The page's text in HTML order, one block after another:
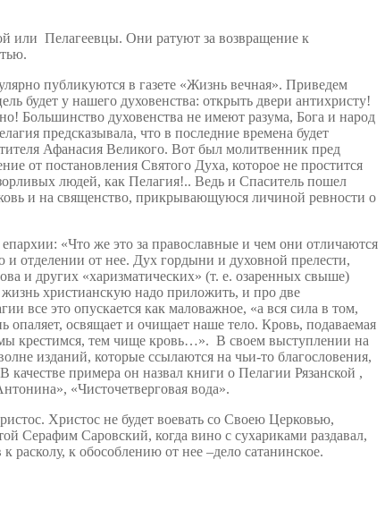
или Пелагеевцы. Они ратуют за возвращение к
публикуются в газете «Жизнь вечная». Приведем
будет у нашего духовенства: открыть двери антихристу!
Большинство духовенства не имеют разума, Бога и народ
предсказывала, что в последние времена будет
Афанасия Великого. Вот был молитвенник пред
от постановления Святого Духа, которое не простится
людей, как Пелагия!.. Ведь и Спаситель пошел
и на священство, прикрывающуюся личиной ревности о
«Что же это за православные и чем они отличаются
и отделении от нее. Дух гордыни и духовной прелести,
и других «харизматических» (т. е. озаренных свыше)
христианскую надо приложить, и про две
все это опускается как маловажное, «а вся сила в том,
освящает и очищает наше тело. Кровь, подаваемая
крестимся, тем чище кровь…». В своем выступлении на
изданий, которые ссылаются на чьи-то благословения,
примера он назвал книги о Пелагии Рязанской ,
«Чисточетверговая вода».
Христос не будет воевать со Своею Церковью,
Серафим Саровский, когда вино с сухариками раздавал,
к обособлению от нее –дело сатанинское.